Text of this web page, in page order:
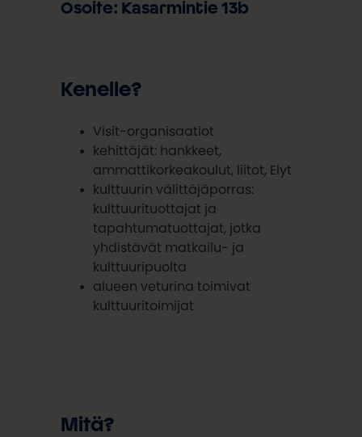
Osoite: Kasarmintie 13b
Kenelle?
Visit-organisaatiot
kehittäjät: hankkeet,
ammattikorkeakoulut, liitot, Elyt
kulttuurin välittäjäporras:
kulttuurituottajat ja
tapahtumatuottajat, jotka
yhdistävät matkailu- ja
kulttuuripuolta
alueen veturina toimivat
kulttuuritoimijat
Mitä?